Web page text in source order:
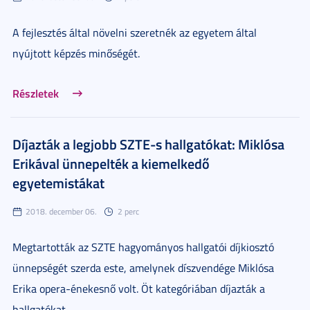
A fejlesztés által növelni szeretnék az egyetem által
nyújtott képzés minőségét.
Részletek
Díjazták a legjobb SZTE-s hallgatókat: Miklósa
Erikával ünnepelték a kiemelkedő
egyetemistákat
2018. december 06. 2 perc
Megtartották az SZTE hagyományos hallgatói díjkiosztó
ünnepségét szerda este, amelynek díszvendége Miklósa
Erika opera-énekesnő volt. Öt kategóriában díjazták a